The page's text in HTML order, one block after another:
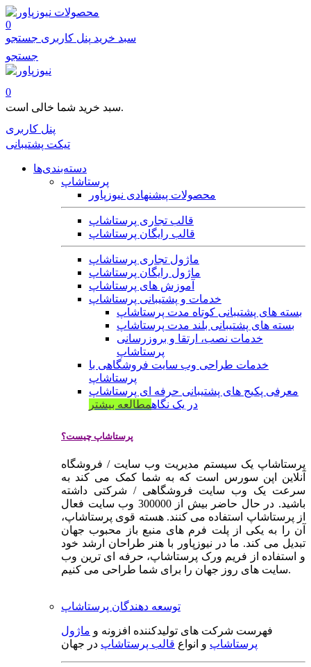
محصولات
0
سبد خرید پنل کاربری جستجو
جستجو
0
سبد خرید شما خالی است.
پنل کاربری
تیکت پشتیبانی
دسته‌بندی‌ها
پرستاشاپ
محصولات پیشنهادی نیوزپاور
قالب تجاری پرستاشاپ
قالب رایگان پرستاشاپ
ماژول تجاری پرستاشاپ
ماژول رایگان پرستاشاپ
آموزش های پرستاشاپ
خدمات و پشتیبانی پرستاشاپ
بسته های پشتیبانی کوتاه مدت پرستاشاپ
بسته های پشتیبانی بلند مدت پرستاشاپ
خدمات نصب، ارتقا و بروزرسانی
پرستاشاپ
خدمات طراحی وب سایت فروشگاهی با
پرستاشاپ
معرفی پکیج های پشتیبانی حرفه ای پرستاشاپ
در یک نگاهمطالعه بیشتر
پرستاشاپ چیست؟
پرستاشاپ یک سیستم مدیریت وب سایت / فروشگاه
آنلاین اپن سورس است که به شما کمک می کند به
سرعت یک وب سایت فروشگاهی / شرکتی داشته
باشید. در حال حاضر بیش از 300000 وب سایت فعال
از پرستاشاپ استفاده می کنند. هسته قوی پرستاشاپ،
آن را به یکی از پلت فرم های منبع باز محبوب جهان
تبدیل می کند. ما در نیوزپاور با هنر طراحان ارشد خود
و استفاده از فریم ورک پرستاشاپ، حرفه ای ترین وب
سایت های روز جهان را برای شما طراحی می کنیم.
توسعه دهندگان پرستاشاپ
فهرست شرکت های تولیدکننده افزونه و ماژول
پرستاشاپ و انواع قالب پرستاشاپ در جهان